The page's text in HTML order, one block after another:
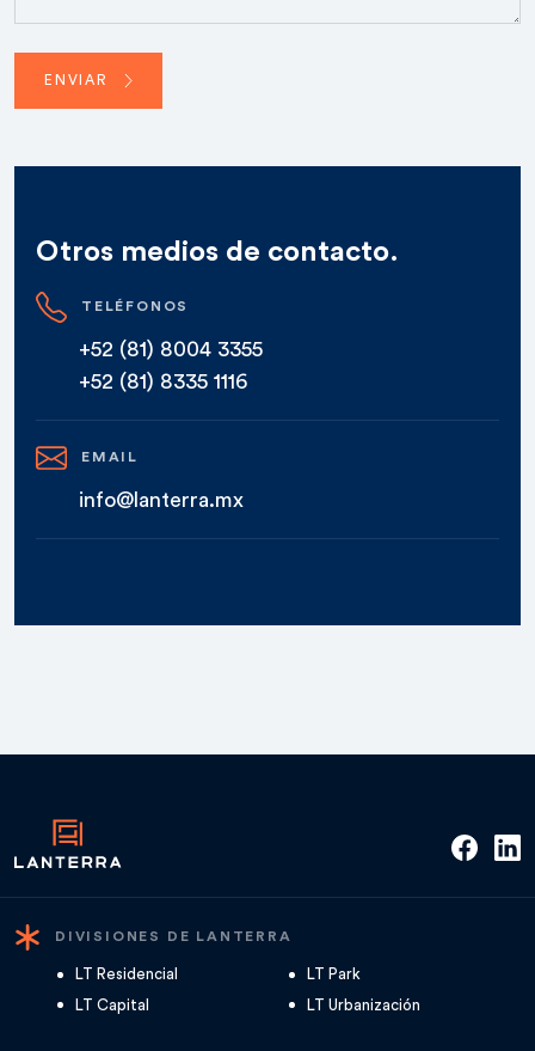
ENVIAR
Otros medios de contacto.
TELÉFONOS
+52 (81) 8004 3355
+52 (81) 8335 1116
EMAIL
info@lanterra.mx
DIVISIONES DE LANTERRA
LT Residencial
LT Park
LT Capital
LT Urbanización